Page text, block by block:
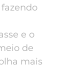
e o
de
mais